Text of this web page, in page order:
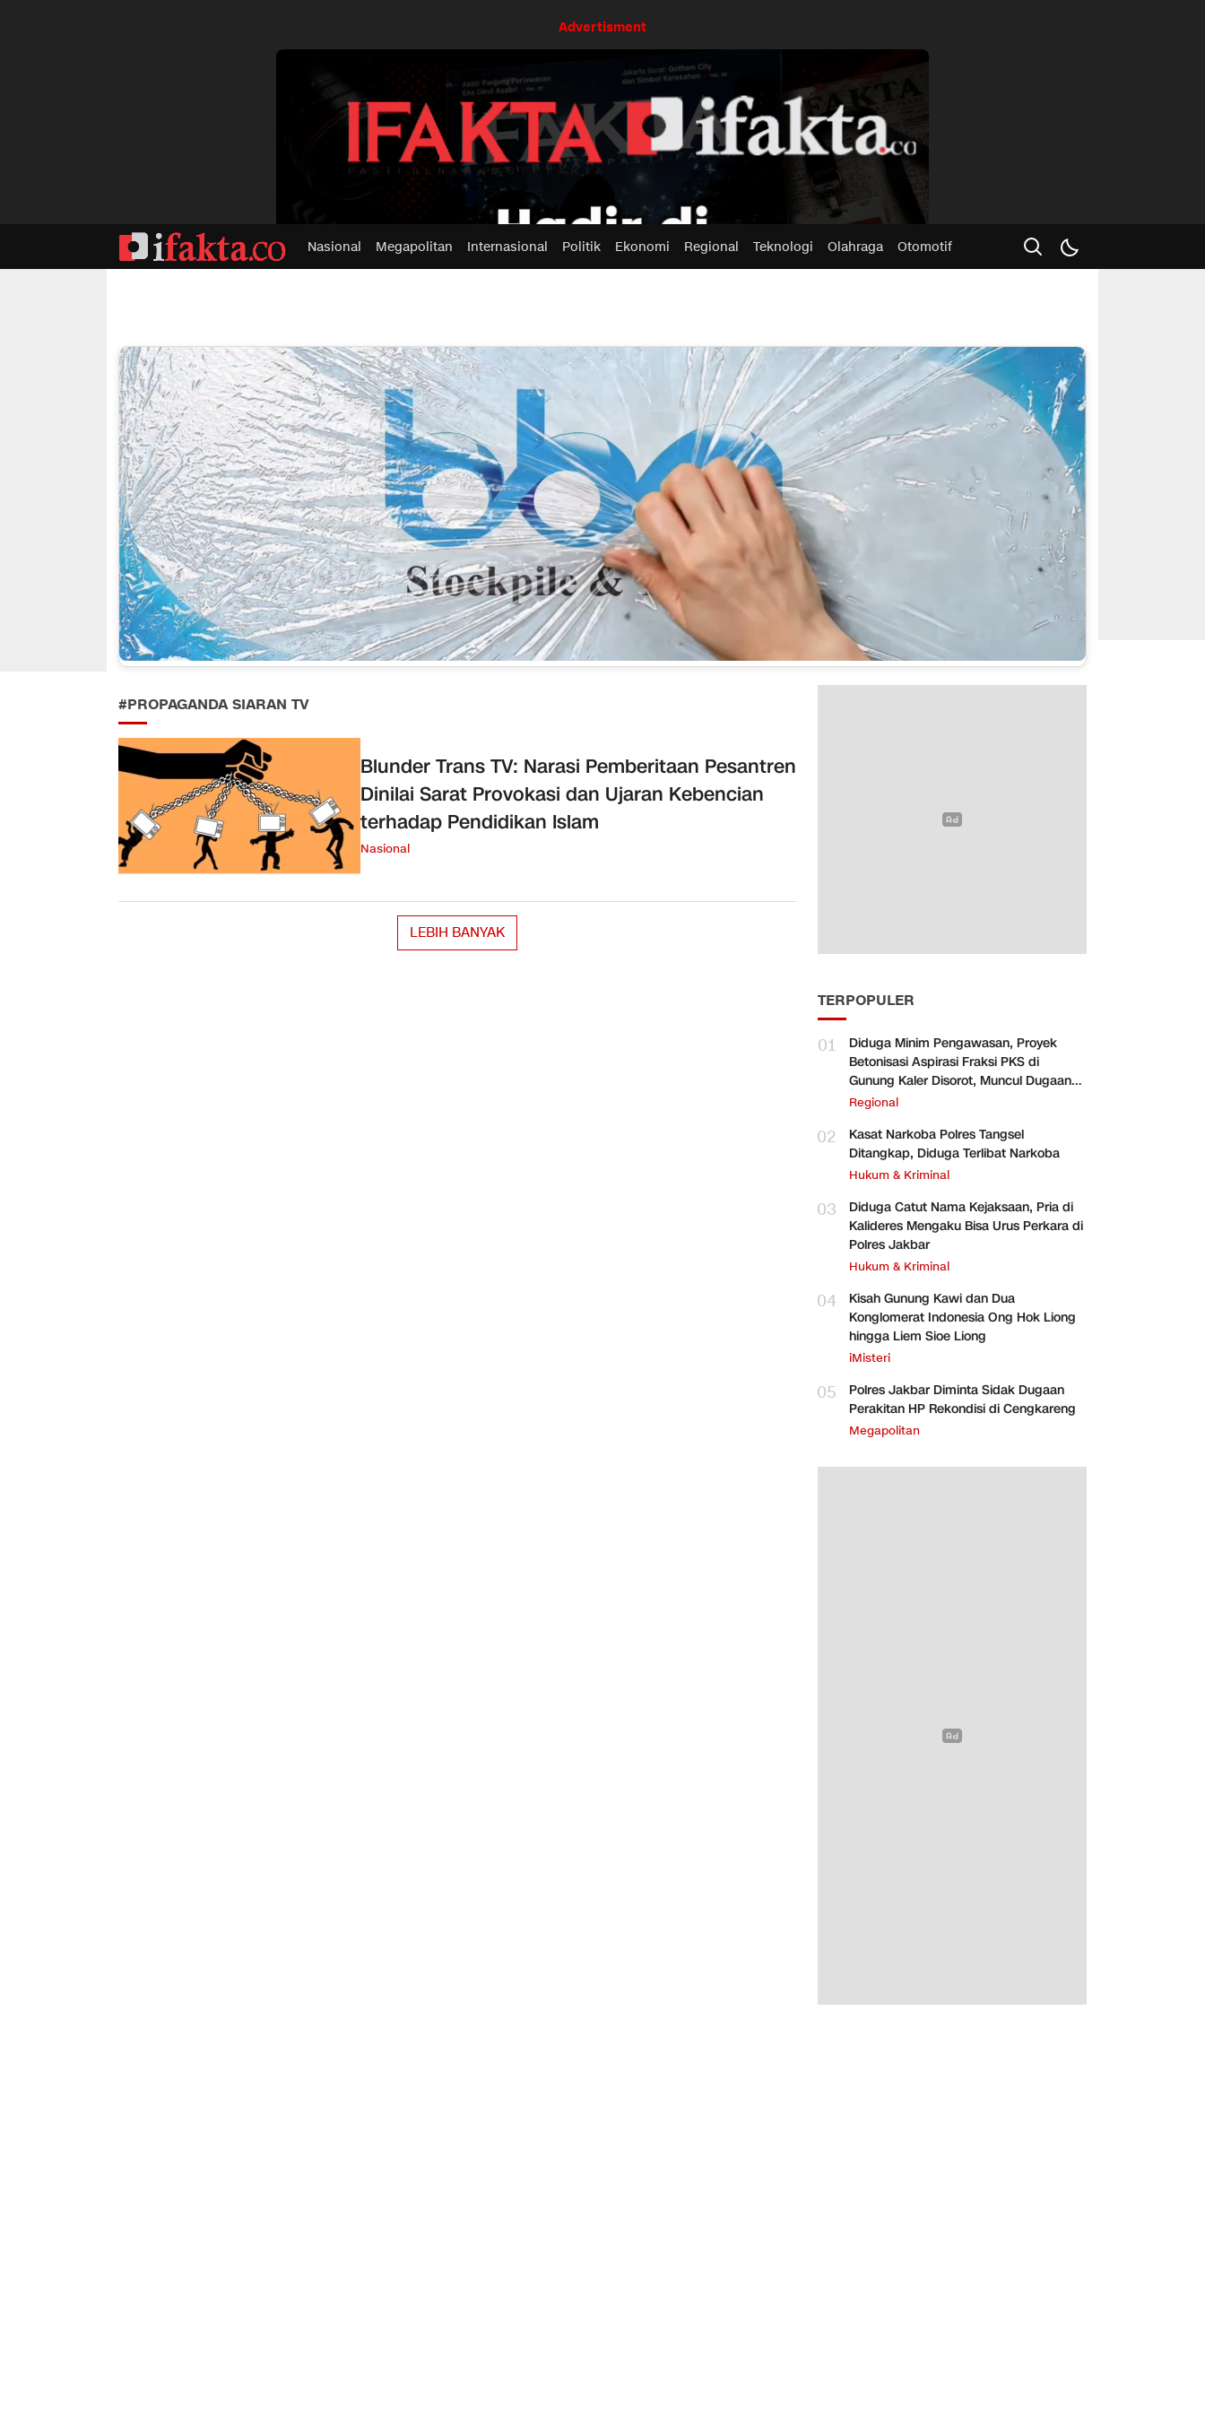
Advertisment
Nasional Megapolitan Internasional Politik Ekonomi Regional Teknologi Olahraga Otomotif
#PROPAGANDA SIARAN TV
Blunder Trans TV: Narasi Pemberitaan Pesantren
Dinilai Sarat Provokasi dan Ujaran Kebencian
terhadap Pendidikan Islam
Nasional
LEBIH BANYAK
TERPOPULER
01
Diduga Minim Pengawasan, Proyek
Betonisasi Aspirasi Fraksi PKS di
Gunung Kaler Disorot, Muncul Dugaan
Pengurangan Volume
Regional
02
Kasat Narkoba Polres Tangsel
Ditangkap, Diduga Terlibat Narkoba
Hukum & Kriminal
03
Diduga Catut Nama Kejaksaan, Pria di
Kalideres Mengaku Bisa Urus Perkara di
Polres Jakbar
Hukum & Kriminal
04
Kisah Gunung Kawi dan Dua
Konglomerat Indonesia Ong Hok Liong
hingga Liem Sioe Liong
iMisteri
05
Polres Jakbar Diminta Sidak Dugaan
Perakitan HP Rekondisi di Cengkareng
Megapolitan